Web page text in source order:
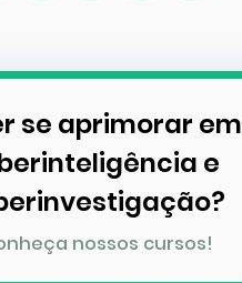
se aprimorar em
e
nossos cursos!